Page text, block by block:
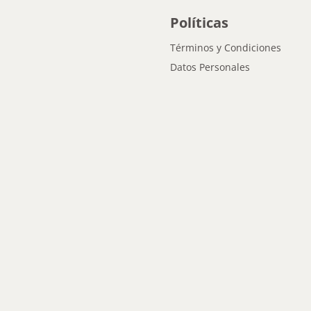
Políticas
Términos y Condiciones
Datos Personales